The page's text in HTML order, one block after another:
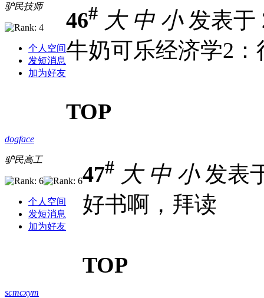
驴民技师
个人空间
发短消息
加为好友
46# 大 中 小发表于
牛奶可乐经济学2
TOP
dogface
驴民高工
个人空间
发短消息
加为好友
47# 大 中 小发表
好书啊，拜读
TOP
scmcxym